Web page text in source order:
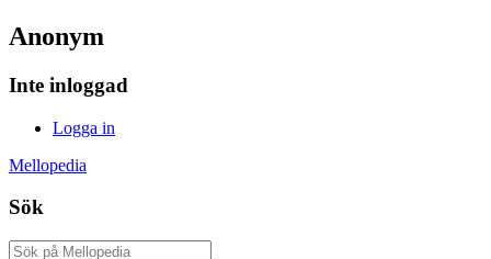
Anonym
Inte inloggad
Logga in
Mellopedia
Sök